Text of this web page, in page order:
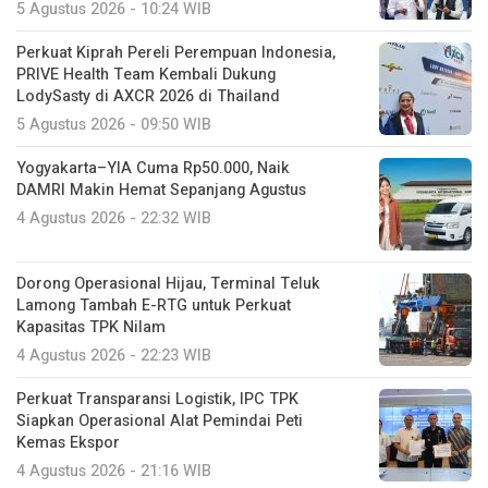
5 Agustus 2026 - 10:24 WIB
Perkuat Kiprah Pereli Perempuan Indonesia,
PRIVE Health Team Kembali Dukung
LodySasty di AXCR 2026 di Thailand
5 Agustus 2026 - 09:50 WIB
Yogyakarta–YIA Cuma Rp50.000, Naik
DAMRI Makin Hemat Sepanjang Agustus
4 Agustus 2026 - 22:32 WIB
Dorong Operasional Hijau, Terminal Teluk
Lamong Tambah E-RTG untuk Perkuat
Kapasitas TPK Nilam
4 Agustus 2026 - 22:23 WIB
Perkuat Transparansi Logistik, IPC TPK
Siapkan Operasional Alat Pemindai Peti
Kemas Ekspor
4 Agustus 2026 - 21:16 WIB